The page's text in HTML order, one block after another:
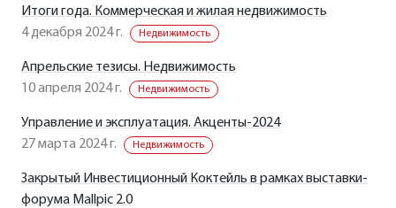
Итоги года. Коммерческая и жилая недвижимость
4 декабря 2024 г.
Недвижимость
Апрельские тезисы. Недвижимость
10 апреля 2024 г.
Недвижимость
Управление и эксплуатация. Акценты-2024
27 марта 2024 г.
Недвижимость
Закрытый Инвестиционный Коктейль в рамках выставки-
форума Mallpic 2.0